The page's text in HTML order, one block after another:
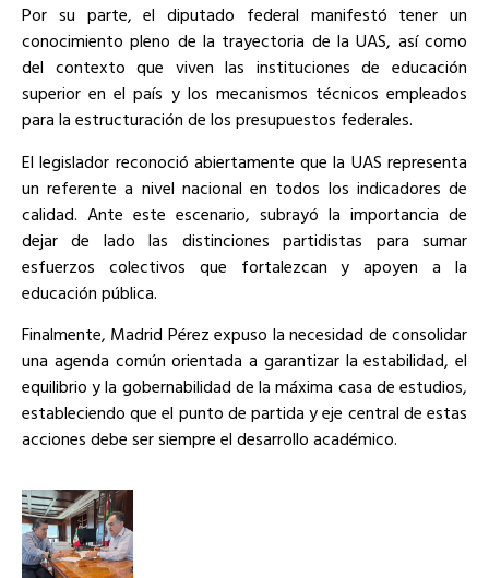
Por su parte, el diputado federal manifestó tener un
conocimiento pleno de la trayectoria de la UAS, así como
del contexto que viven las instituciones de educación
superior en el país y los mecanismos técnicos empleados
para la estructuración de los presupuestos federales.
El legislador reconoció abiertamente que la UAS representa
un referente a nivel nacional en todos los indicadores de
calidad. Ante este escenario, subrayó la importancia de
dejar de lado las distinciones partidistas para sumar
esfuerzos colectivos que fortalezcan y apoyen a la
educación pública.
Finalmente, Madrid Pérez expuso la necesidad de consolidar
una agenda común orientada a garantizar la estabilidad, el
equilibrio y la gobernabilidad de la máxima casa de estudios,
estableciendo que el punto de partida y eje central de estas
acciones debe ser siempre el desarrollo académico.